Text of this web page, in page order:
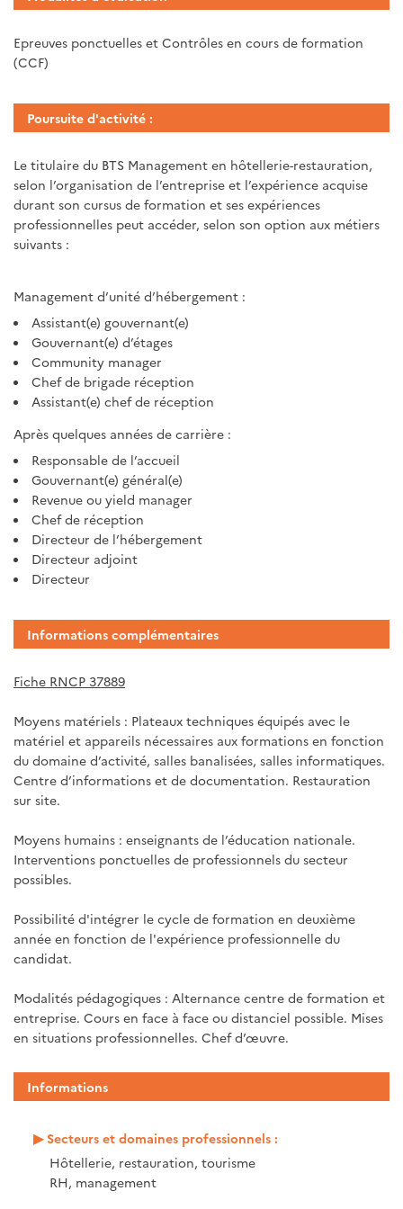
Epreuves ponctuelles et Contrôles en cours de formation
(CCF)
Poursuite d'activité :
Le titulaire du BTS Management en hôtellerie-restauration,
selon l’organisation de l’entreprise et l’expérience acquise
durant son cursus de formation et ses expériences
professionnelles peut accéder, selon son option aux métiers
suivants :
Management d’unité d’hébergement :
Assistant(e) gouvernant(e)
Gouvernant(e) d’étages
Community manager
Chef de brigade réception
Assistant(e) chef de réception
Après quelques années de carrière :
Responsable de l’accueil
Gouvernant(e) général(e)
Revenue ou yield manager
Chef de réception
Directeur de l’hébergement
Directeur adjoint
Directeur
Informations complémentaires
Fiche RNCP 37889
Moyens matériels : Plateaux techniques équipés avec le
matériel et appareils nécessaires aux formations en fonction
du domaine d’activité, salles banalisées, salles informatiques.
Centre d’informations et de documentation. Restauration
sur site.
Moyens humains : enseignants de l’éducation nationale.
Interventions ponctuelles de professionnels du secteur
possibles.
Possibilité d'intégrer le cycle de formation en deuxième
année en fonction de l'expérience professionnelle du
candidat.
Modalités pédagogiques : Alternance centre de formation et
entreprise. Cours en face à face ou distanciel possible. Mises
en situations professionnelles. Chef d’œuvre.
Informations
Secteurs et domaines professionnels :
Hôtellerie, restauration, tourisme
RH, management